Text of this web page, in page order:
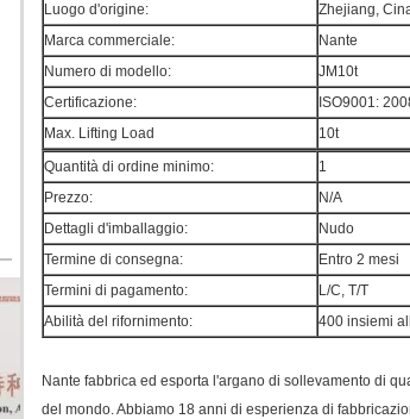
Luogo d'origine:
Zhejiang,
Marca commerciale:
Nante
Numero di modello:
JM10t
Certificazione:
ISO9001:
Max. Lifting Load
10t
Quantità di ordine minimo:
1
Prezzo:
N/A
Dettagli d'imballaggio:
Nudo
Termine di consegna:
Entro 2 mesi
Termini di pagamento:
L/C, T/T
Abilità del rifornimento:
400 insiemi
Nante fabbrica ed esporta l'argano di sollevamento di
del mondo. Abbiamo 18 anni di esperienza di